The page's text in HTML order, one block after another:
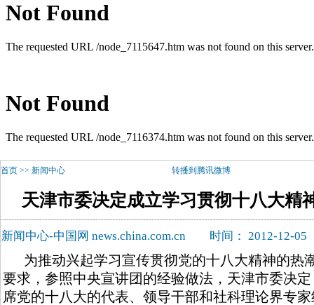
首页 >> 新闻中心 转播到腾讯微博
天津市委决定成立学习贯彻十八大精
新闻中心-中国网 news.china.com.cn 时间： 2012-
为推动兴起学习宣传贯彻党的十八大精神的热
要求，参照中央宣讲团的经验做法，天津市委决
席党的十八大的代表、领导干部和社科理论界专